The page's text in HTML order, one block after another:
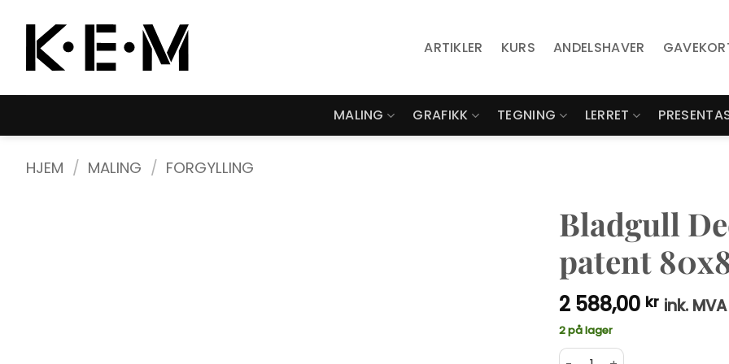
content
ARTIKLER KURS ANDELSHAVER
MALING GRAFIKK TEGNING LERRET
HJEM / MALING / FORGYLLING
Bladgull
patent
2 588,00 kr ink. MVA
2 på lager
Bladgull Deep Gold dark
Alternative: